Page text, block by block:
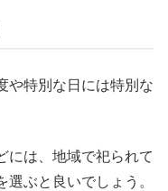
や特別な日には特別な
には、地域で祀られて
ぶと良いでしょう。